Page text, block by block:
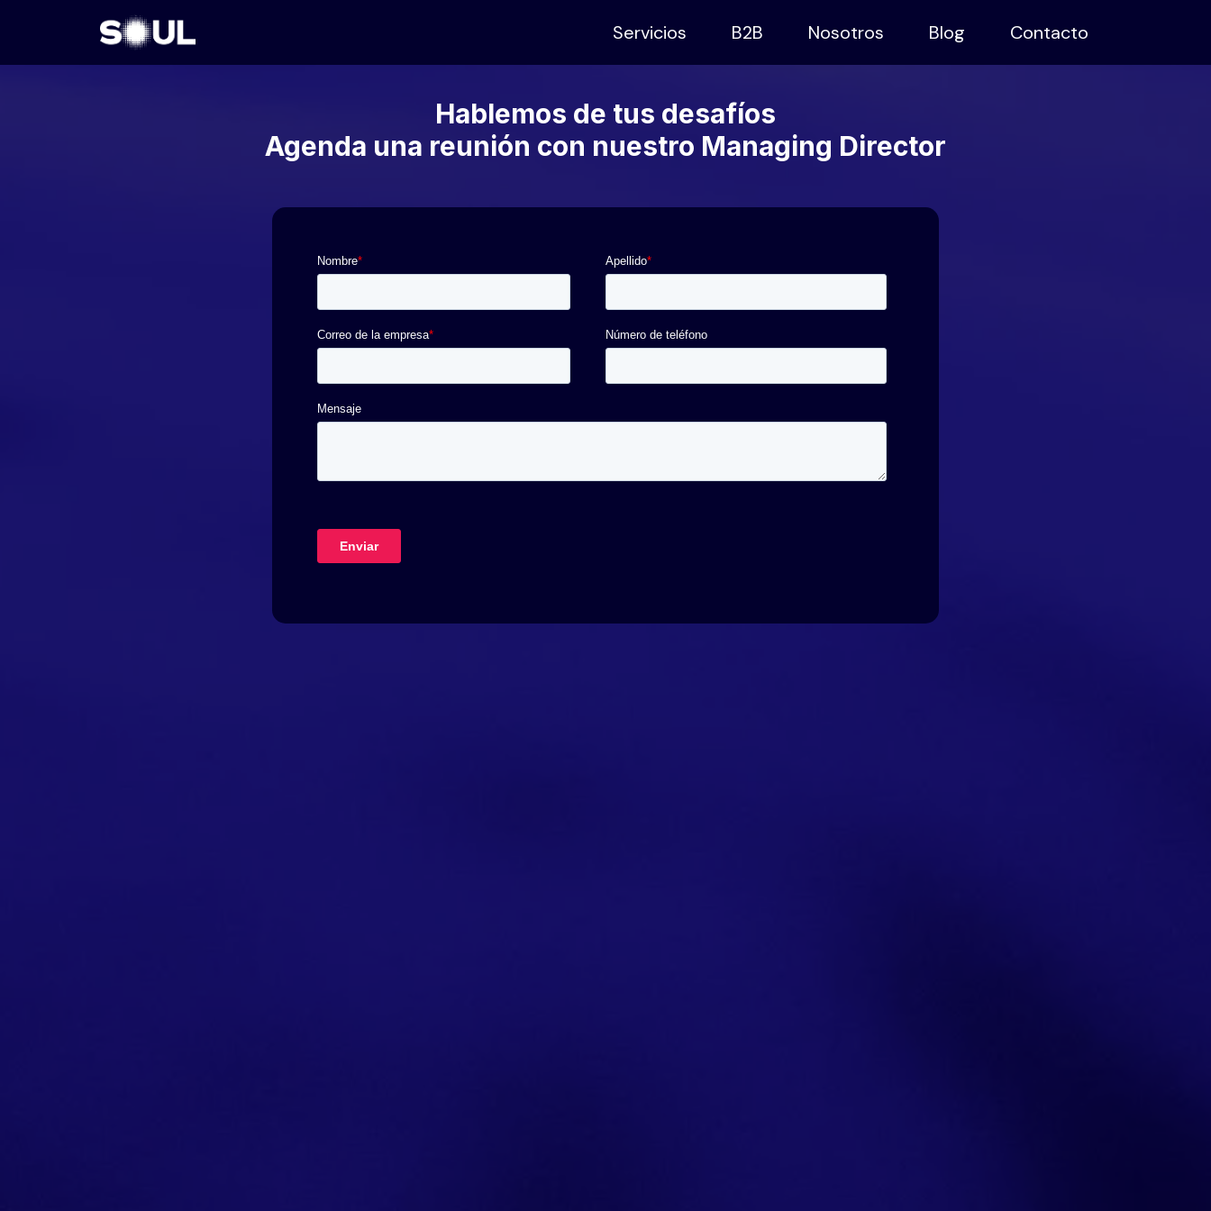
Servicios B2B Nosotros Blog Contacto
Hablemos de tus desafíos
Agenda una reunión con nuestro Managing Director